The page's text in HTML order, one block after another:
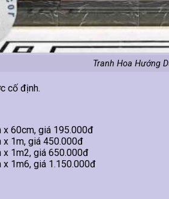
Tranh Hoa Hướng
cố định.
x 60cm, giá 195.000đ
x 1m, giá 450.000đ
x 1m2, giá 650.000đ
x 1m6, giá 1.150.000đ